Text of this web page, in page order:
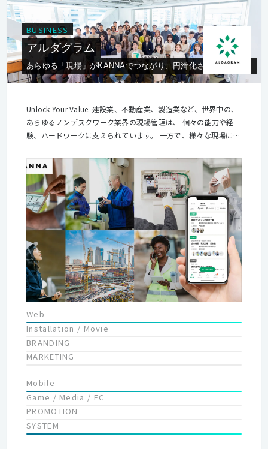
BUSINESS
アルダグラム
あらゆる「現場」がKANNAでつながり、円滑化された世界へ。
Unlock Your Value. 建設業、不動産業、製造業など、世界中の、
あらゆるノンデスクワーク業界の現場管理は、 個々の能力や経
験、ハードワークに支えられています。 一方で、様々な現場にお
ちは、テクノロジーの力で、持続可能かつ生産性の高いプラット
フォームを共に創り、 古いシステムにしばられている現場で働く
すべての人々本来の能力を解き放ちます。 現場の優れた技術や経
験が、最大限に活かされた社会へ。 業界を越え、国境を越え、仕
組みを共に変えることで、 世界中の現場の価値ある能力を、アン
ロックしよう。
Web
Installation / Movie
BRANDING
MARKETING
Mobile
Game / Media / EC
PROMOTION
SYSTEM